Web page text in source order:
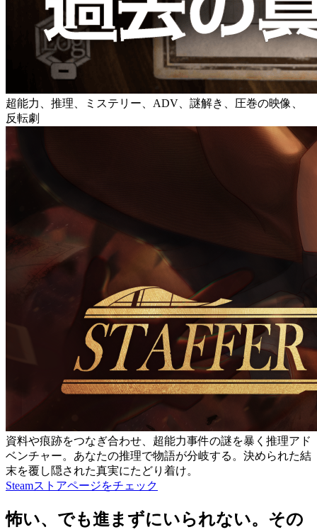
超能力、推理、ミステリー、ADV、謎解き、圧巻の映像、
反転劇
資料や痕跡をつなぎ合わせ、超能力事件の謎を暴く推理アド
ベンチャー。あなたの推理で物語が分岐する。決められた結
末を覆し隠された真実にたどり着け。
Steamストアページをチェック
怖い、でも進まずにいられない。その